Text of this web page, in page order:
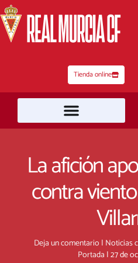
al
contenido
Tienda online
La afición
contra
Deja un comentario | Noticias
Portada |27 de